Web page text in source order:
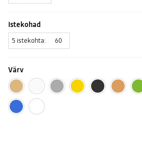
Istekohad
5 istekohta: 60
Värv